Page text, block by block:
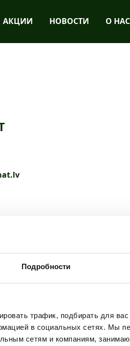
Подробности
трафик, подбирать для
в социальных сетях. Мы
сетям и компаниям,
АКЦИИ НОВОСТИ О НАС
общественная
стирки и сушки белья.
в мире, теперь
и